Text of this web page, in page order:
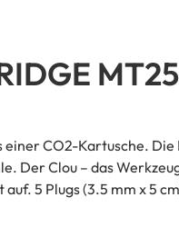
CO2-Kartusche.
Der Clou – das
5 Plugs (3.5 mm x 5